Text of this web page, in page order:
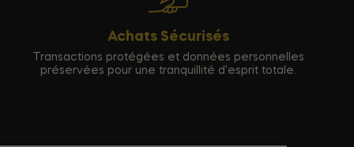
Achats Sécurisés
Transactions protégées et données personnelles
préservées pour une tranquillité d'esprit totale.